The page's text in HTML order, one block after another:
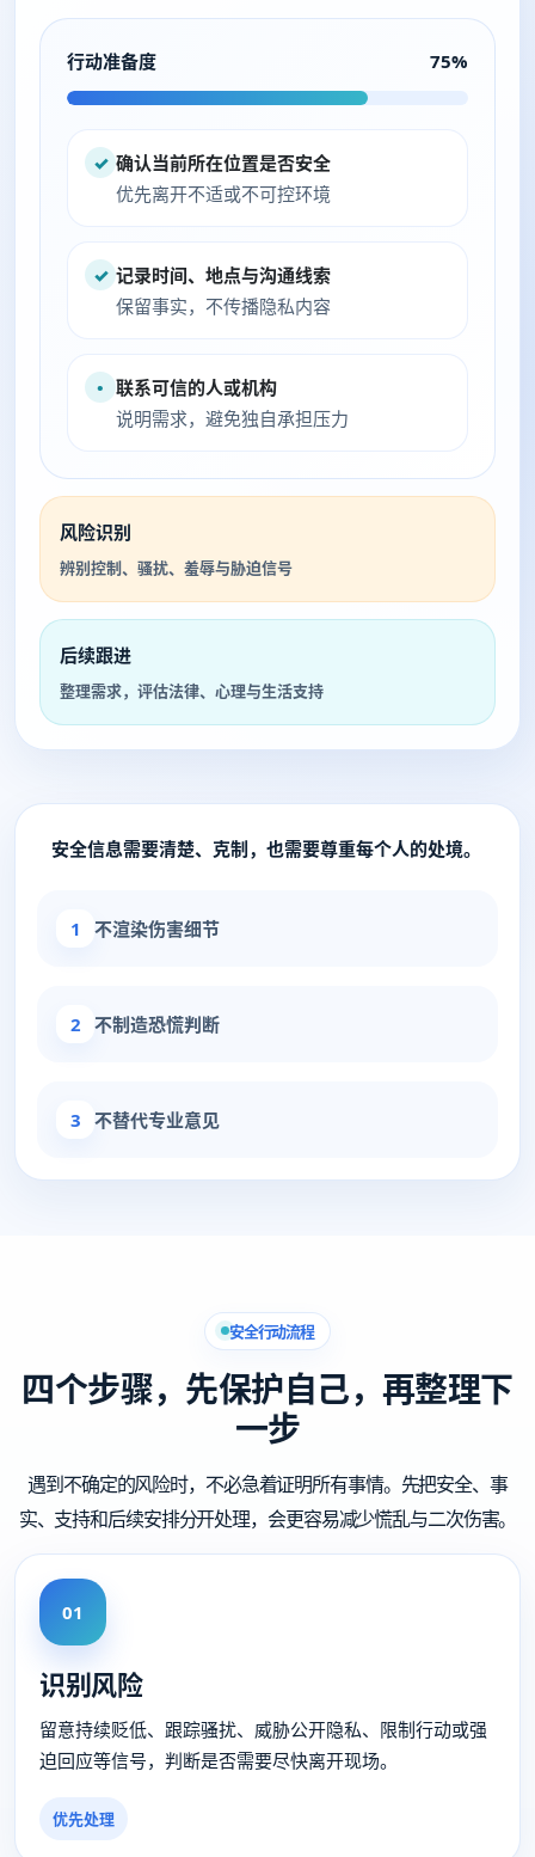
行动准备度 75%
✓ 确认当前所在位置是否安全
优先离开不适或不可控环境
✓ 记录时间、地点与沟通线索
保留事实，不传播隐私内容
• 联系可信的人或机构
说明需求，避免独自承担压力
风险识别
辨别控制、骚扰、羞辱与胁迫信号
后续跟进
整理需求，评估法律、心理与生活支持
安全信息需要清楚、克制，也需要尊重每个人的处境。
1 不渲染伤害细节
2 不制造恐慌判断
3 不替代专业意见
安全行动流程
四个步骤，先保护自己，再整理下
一步
遇到不确定的风险时，不必急着证明所有事情。先把安全、事
实、支持和后续安排分开处理，会更容易减少慌乱与二次伤害。
01
识别风险
留意持续贬低、跟踪骚扰、威胁公开隐私、限制行动或强
迫回应等信号，判断是否需要尽快离开现场。
优先处理